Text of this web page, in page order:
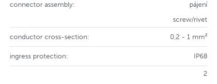
connector assembly:
pájení
screw/rivet
conductor cross-section: 0,2 - 1 mm²
ingress protection: IP68
2